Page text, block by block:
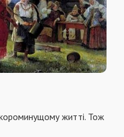
житті. Тож